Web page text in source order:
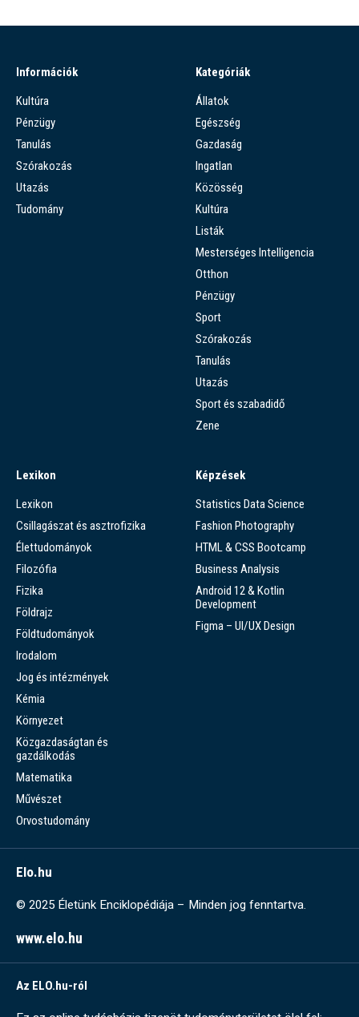
Információk
Kultúra
Pénzügy
Tanulás
Szórakozás
Utazás
Tudomány
Kategóriák
Állatok
Egészség
Gazdaság
Ingatlan
Közösség
Kultúra
Listák
Mesterséges Intelligencia
Otthon
Pénzügy
Sport
Szórakozás
Tanulás
Utazás
Sport és szabadidő
Zene
Lexikon
Lexikon
Csillagászat és asztrofizika
Élettudományok
Filozófia
Fizika
Földrajz
Földtudományok
Irodalom
Jog és intézmények
Kémia
Környezet
Közgazdaságtan és
gazdálkodás
Matematika
Művészet
Orvostudomány
Képzések
Statistics Data Science
Fashion Photography
HTML & CSS Bootcamp
Business Analysis
Android 12 & Kotlin
Development
Figma – UI/UX Design
Elo.hu
© 2025 Életünk Enciklopédiája – Minden jog fenntartva.
www.elo.hu
Az ELO.hu-ról